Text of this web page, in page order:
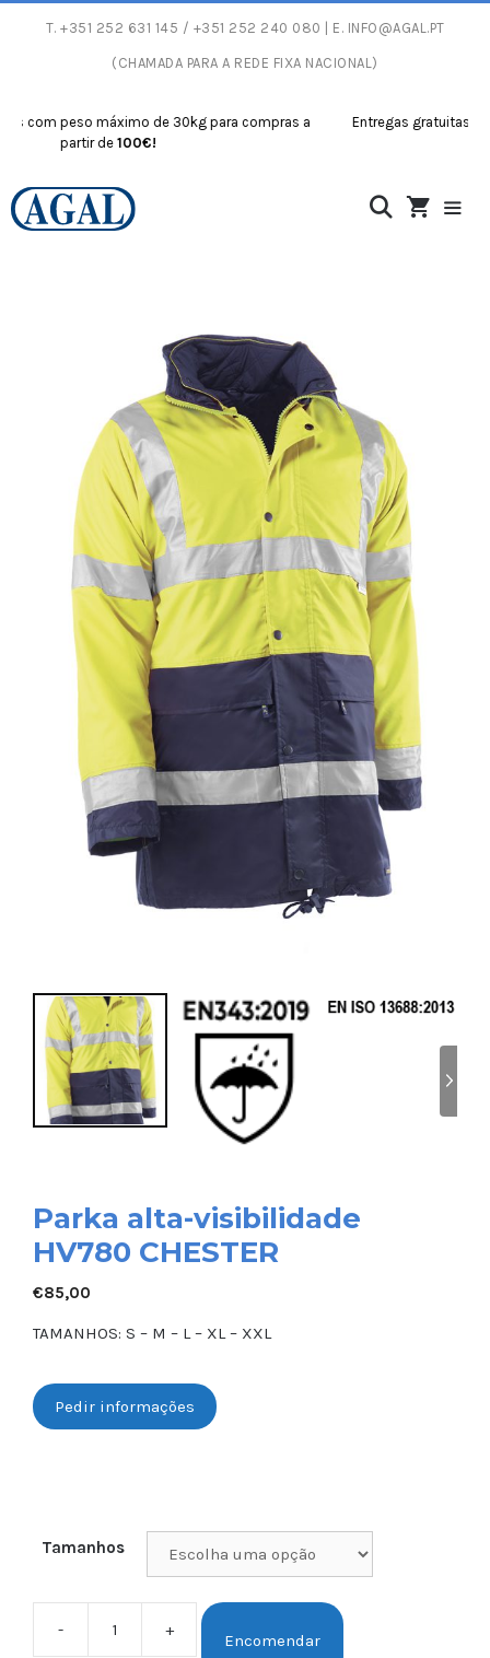
T. +351 252 631 145 / +351 252 240 080 | E. INFO@AGAL.PT
(CHAMADA PARA A REDE FIXA NACIONAL)
peso máximo de 30kg para compras a
partir de100€!
Entregas gratuitas com
Parka alta-visibilidade
HV780 CHESTER
€85,00
TAMANHOS: S – M – L – XL – XXL
Pedir informações
Tamanhos
- +
Encomendar